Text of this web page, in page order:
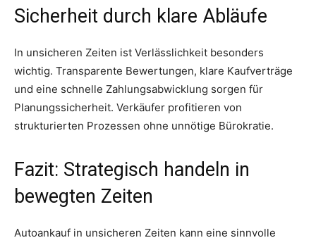
Sicherheit durch klare Abläufe
In unsicheren Zeiten ist Verlässlichkeit besonders
wichtig. Transparente Bewertungen, klare Kaufverträge
und eine schnelle Zahlungsabwicklung sorgen für
Planungssicherheit. Verkäufer profitieren von
strukturierten Prozessen ohne unnötige Bürokratie.
Fazit: Strategisch handeln in
bewegten Zeiten
Autoankauf in unsicheren Zeiten kann eine sinnvolle